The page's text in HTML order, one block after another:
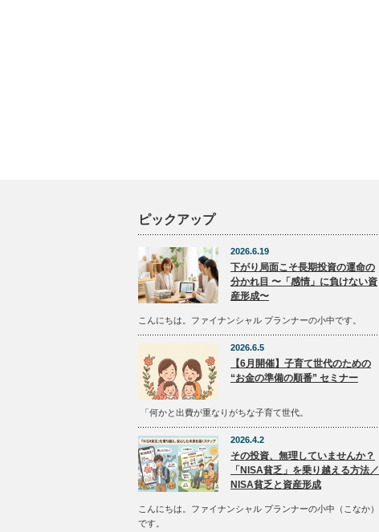
ピックアップ
2026.6.19
下がり局面こそ長期投資の運命の
分かれ目 〜「感情」に負けない資
産形成〜
こんにちは。ファイナンシャル プランナーの小中です。
2026.6.5
【6月開催】子育て世代のための
“お金の準備の順番” セミナー
「何かと出費が重なりがちな子育て世代。
2026.4.2
その投資、無理していませんか？
「NISA貧乏」を乗り越える方法／
NISA貧乏と資産形成
こんにちは。ファイナンシャル プランナーの小中（こなか）
です。